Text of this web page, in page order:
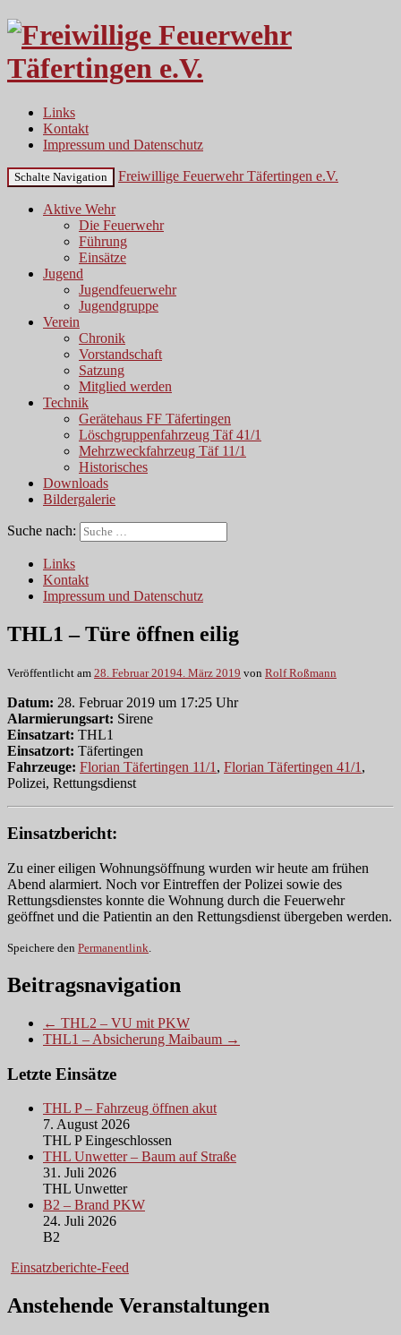
Links
Kontakt
Impressum und Datenschutz
Schalte Navigation Freiwillige Feuerwehr Täfertingen e.V.
Aktive Wehr
Die Feuerwehr
Führung
Einsätze
Jugend
Jugendfeuerwehr
Jugendgruppe
Verein
Chronik
Vorstandschaft
Satzung
Mitglied werden
Technik
Gerätehaus FF Täfertingen
Löschgruppenfahrzeug Täf 41/1
Mehrzweckfahrzeug Täf 11/1
Historisches
Downloads
Bildergalerie
Suche nach:
Links
Kontakt
Impressum und Datenschutz
THL1 – Türe öffnen eilig
Veröffentlicht am 28. Februar 20194. März 2019 von Rolf Roßmann
Datum: 28. Februar 2019 um 17:25 Uhr
Alarmierungsart: Sirene
Einsatzart: THL1
Einsatzort: Täfertingen
Fahrzeuge: Florian Täfertingen 11/1 , Florian Täfertingen 41/1 ,
Polizei, Rettungsdienst
Einsatzbericht:
Zu einer eiligen Wohnungsöffnung wurden wir heute am frühen
Abend alarmiert. Noch vor Eintreffen der Polizei sowie des
Rettungsdienstes konnte die Wohnung durch die Feuerwehr
geöffnet und die Patientin an den Rettungsdienst übergeben werden.
Speichere den Permanentlink.
Beitragsnavigation
← THL2 – VU mit PKW
THL1 – Absicherung Maibaum →
Letzte Einsätze
THL P – Fahrzeug öffnen akut
7. August 2026
THL P Eingeschlossen
THL Unwetter – Baum auf Straße
31. Juli 2026
THL Unwetter
B2 – Brand PKW
24. Juli 2026
B2
Einsatzberichte-Feed
Anstehende Veranstaltungen